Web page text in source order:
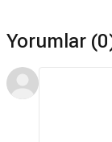
Yorumlar